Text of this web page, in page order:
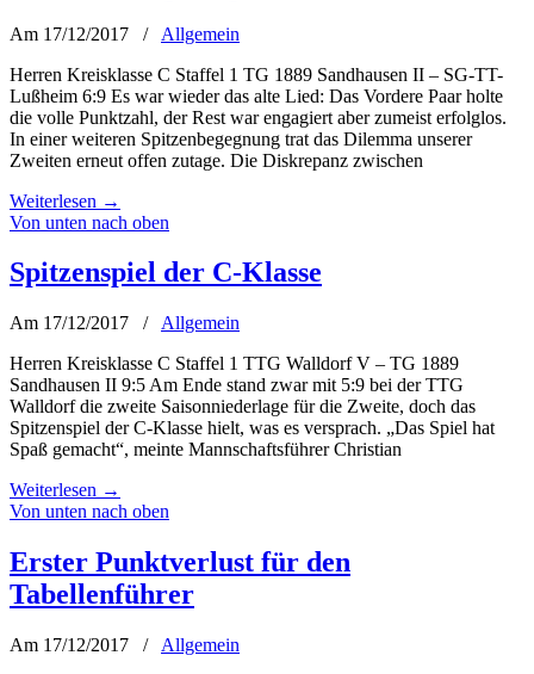
Am 17/12/2017 /
Allgemein
Herren Kreisklasse C Staffel 1 TG 1889 Sandhausen II – SG-TT-
Lußheim 6:9 Es war wieder das alte Lied: Das Vordere Paar holte
die volle Punktzahl, der Rest war engagiert aber zumeist erfolglos.
In einer weiteren Spitzenbegegnung trat das Dilemma unserer
Zweiten erneut offen zutage. Die Diskrepanz zwischen
Weiterlesen →
Von unten nach oben
Spitzenspiel der C-Klasse
Am 17/12/2017 /
Allgemein
Herren Kreisklasse C Staffel 1 TTG Walldorf V – TG 1889
Sandhausen II 9:5 Am Ende stand zwar mit 5:9 bei der TTG
Walldorf die zweite Saisonniederlage für die Zweite, doch das
Spitzenspiel der C-Klasse hielt, was es versprach. „Das Spiel hat
Spaß gemacht“, meinte Mannschaftsführer Christian
Weiterlesen →
Von unten nach oben
Erster Punktverlust für den
Tabellenführer
Am 17/12/2017 /
Allgemein